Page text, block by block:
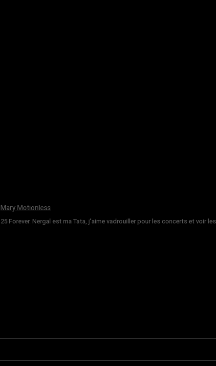
Mary Motionless
25 Forever. Nergal est ma Tata, j'aime vadrouiller pour les concerts et voir